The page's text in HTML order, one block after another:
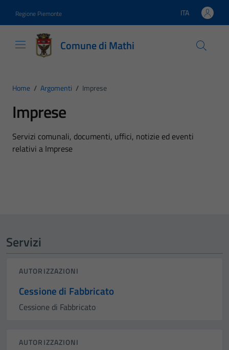
Regione Piemonte Lingua attiva:
ITA
Comune di Mathi
Home / Argomenti / Imprese
Imprese
Dettagli dell'argomento
Servizi comunali, documenti, uffici, notizie ed eventi
relativi a Imprese
Servizi
AUTORIZZAZIONI
Cessione di Fabbricato
Cessione di Fabbricato
AUTORIZZAZIONI